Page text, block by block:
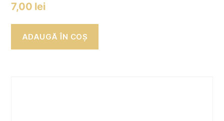
7,00 lei
ADAUGĂ ÎN COȘ